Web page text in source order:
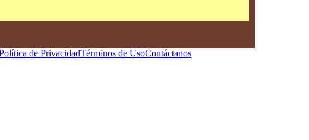
de PrivacidadTérminos de UsoContáctanos